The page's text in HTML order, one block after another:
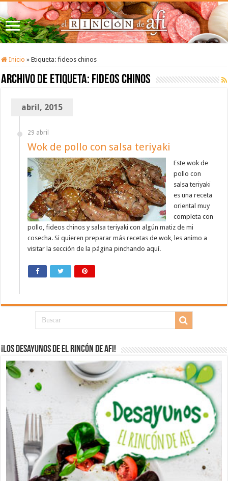
Inicio » Etiqueta:fideos chinos
Archivo de etiqueta: fideos chinos
abril, 2015
29 abril
Wok de pollo con salsa teriyaki
Este wok de
pollo con
salsa teriyaki
es una receta
oriental muy
completa con
pollo, fideos chinos y salsa teriyaki con algún matiz de mi
cosecha. Si quieren preparar más recetas de wok, les animo a
visitar la sección de la página pinchando aquí.
¡Los desayunos de El Rincón de Afi!